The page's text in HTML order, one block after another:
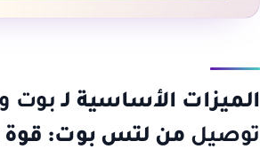
الميزات الأساسية لـ بوت
توصيل من لتس بوت: قوة